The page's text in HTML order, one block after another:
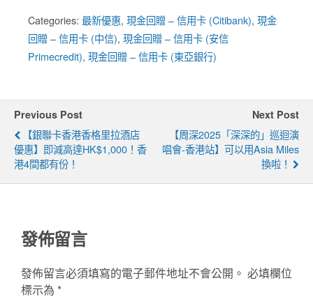
Categories: 最新優惠, 現金回贈 – 信用卡 (Citibank), 現金
回贈 – 信用卡 (中信), 現金回贈 – 信用卡 (安信
Primecredit), 現金回贈 – 信用卡 (東亞銀行)
Previous Post
【銀聯卡香港香格里拉酒店
優惠】即減高達HK$1,000！香
港4間都有份！
Next Post
【周深2025「深深的」巡迴演
唱會-香港站】可以用Asia Miles
換啦！
發佈留言
發佈留言必須填寫的電子郵件地址不會公開。 必填欄位
標示為 *